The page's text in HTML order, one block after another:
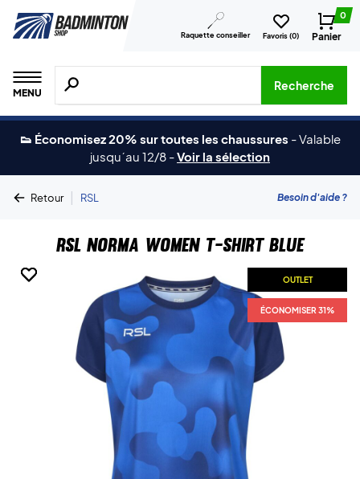
Raquette conseiller Favoris (0)
0
Panier
MENU
Recherche de produits, de marques, etc.
Recherche
👟 Économisez 20% sur toutes les chaussures -Valable
jusqu´au 12/8 -Voir la sélection
Retour | RSL Besoin d'aide ?
RSL Norma Women T-shirt Blue
OUTLET
ÉCONOMISER 31%
OUTLET
ÉCONOMISER 31%
OUTLET
ÉCONOMISER 31%